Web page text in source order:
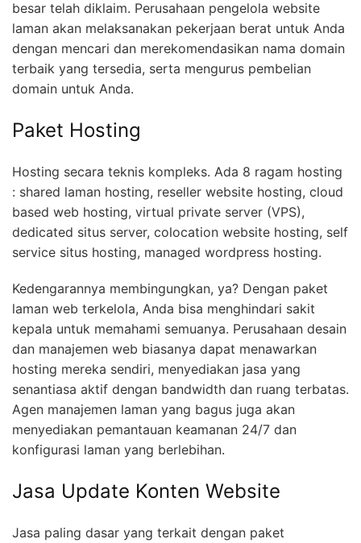
besar telah diklaim. Perusahaan pengelola website
laman akan melaksanakan pekerjaan berat untuk Anda
dengan mencari dan merekomendasikan nama domain
terbaik yang tersedia, serta mengurus pembelian
domain untuk Anda.
Paket Hosting
Hosting secara teknis kompleks. Ada 8 ragam hosting
: shared laman hosting, reseller website hosting, cloud
based web hosting, virtual private server (VPS),
dedicated situs server, colocation website hosting, self
service situs hosting, managed wordpress hosting.
Kedengarannya membingungkan, ya? Dengan paket
laman web terkelola, Anda bisa menghindari sakit
kepala untuk memahami semuanya. Perusahaan desain
dan manajemen web biasanya dapat menawarkan
hosting mereka sendiri, menyediakan jasa yang
senantiasa aktif dengan bandwidth dan ruang terbatas.
Agen manajemen laman yang bagus juga akan
menyediakan pemantauan keamanan 24/7 dan
konfigurasi laman yang berlebihan.
Jasa Update Konten Website
Jasa paling dasar yang terkait dengan paket